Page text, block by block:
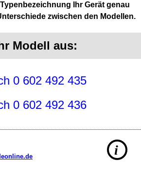
Ihr Gerät genau
zwischen den Modellen.
Modell aus:
0 602 492 435
0 602 492 436
i